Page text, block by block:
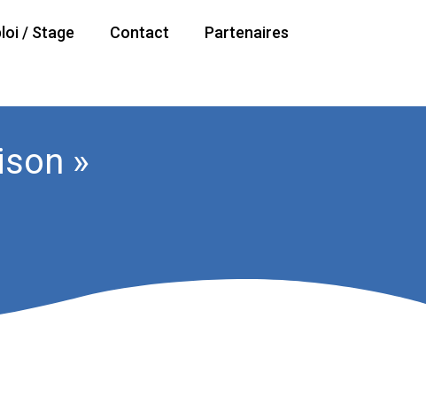
/ Stage Contact Partenaires
»